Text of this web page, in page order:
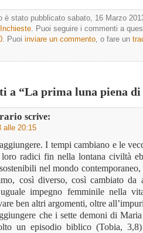
è stato pubblicato sabato, 16 Marzo
Inchieste. Puoi seguire i commenti a
. Puoi inviare un commento, o fare un
a “La prima luna piena
scrive:
alle 20:15
I tempi cambiano e le
radici fin nella lontana civiltà
nel mondo
così diverso, così cambiato da
impegno femminile nella
ben altri argomenti, oltre
che i sette demoni di
un episodio biblico (Tobia,